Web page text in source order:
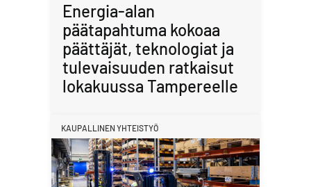
Energia-alan
päätapahtuma kokoaa
päättäjät, teknologiat ja
tulevaisuuden ratkaisut
lokakuussa Tampereelle
KAUPALLINEN YHTEISTYÖ